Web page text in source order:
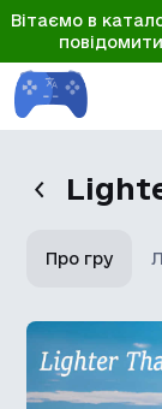
Вітаємо в
Про гру